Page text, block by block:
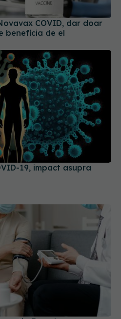
19, impact asupra
Duce la
și boli cardiovasculare